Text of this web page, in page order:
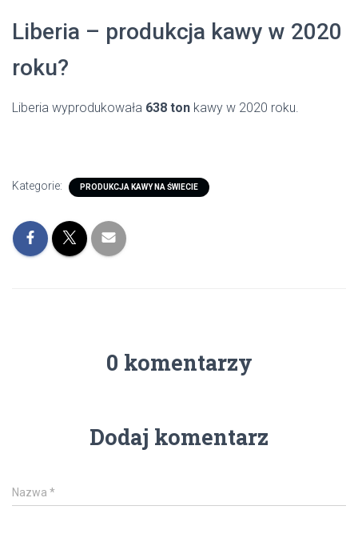
Liberia – produkcja kawy w 2020
roku?
Liberia wyprodukowała 638 ton kawy w 2020 roku.
Kategorie: PRODUKCJA KAWY NA ŚWIECIE
0 komentarzy
Dodaj komentarz
Nazwa *